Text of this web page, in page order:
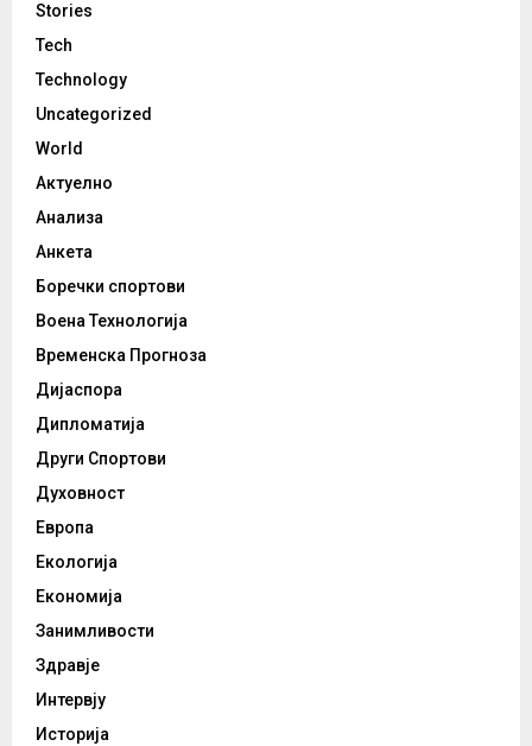
Stories
Tech
Technology
Uncategorized
World
Актуелно
Анализа
Анкета
Боречки спортови
Воена Технологија
Временска Прогноза
Дијаспора
Дипломатија
Други Спортови
Духовност
Европа
Екологија
Економија
Занимливости
Здравје
Интервју
Историја